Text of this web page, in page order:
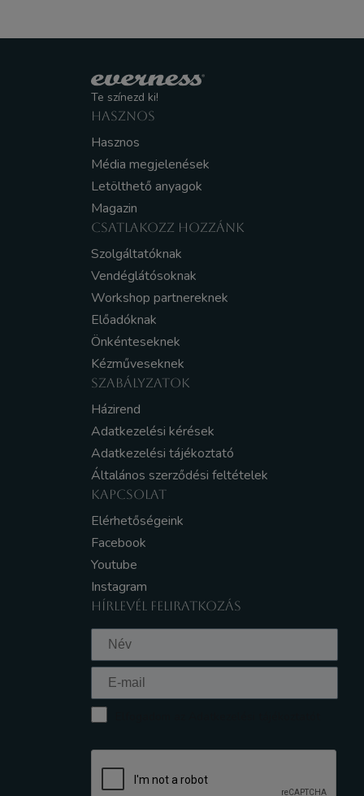
Te színezd ki!
HASZNOS
Hasznos
Média megjelenések
Letölthető anyagok
Magazin
CSATLAKOZZ HOZZÁNK
Szolgáltatóknak
Vendéglátósoknak
Workshop partnereknek
Előadóknak
Önkénteseknek
Kézműveseknek
SZABÁLYZATOK
Házirend
Adatkezelési kérések
Adatkezelési tájékoztató
Általános szerződési feltételek
KAPCSOLAT
Elérhetőségeink
Facebook
Youtube
Instagram
HÍRLEVÉL FELIRATKOZÁS